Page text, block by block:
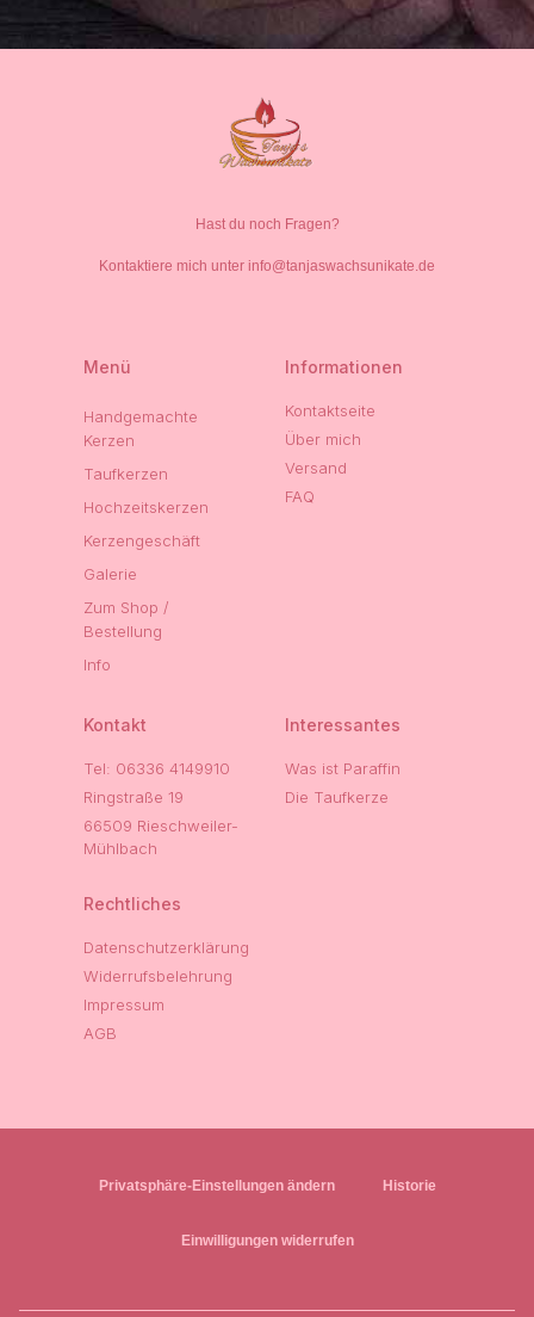
Hast du noch Fragen?
Kontaktiere mich unter info@tanjaswachsunikate.de
Menü
Handgemachte
Kerzen
Taufkerzen
Hochzeitskerzen
Kerzengeschäft
Galerie
Zum Shop /
Bestellung
Info
Informationen
Kontaktseite
Über mich
Versand
FAQ
Kontakt
Tel: 06336 4149910
Ringstraße 19
66509 Rieschweiler-
Mühlbach
Interessantes
Was ist Paraffin
Die Taufkerze
Rechtliches
Datenschutzerklärung
Widerrufsbelehrung
Impressum
AGB
Privatsphäre-Einstellungen ändern Historie
Einwilligungen widerrufen